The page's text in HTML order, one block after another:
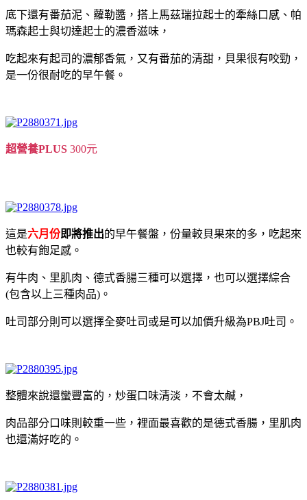
底下還有番茄泥、蘿勒醬，搭上馬茲瑞拉起士的牽絲口感、帕
瑪森起士與切達起士的濃香滋味，
吃起來有起司的濃郁香氣，又有番茄的清甜，貝果很有咬勁，
是一份很耐吃的早午餐。
超營養PLUS 300元
這是六月份即將推出的早午餐盤，份量較貝果來的多，吃起來
也較有飽足感。
有牛肉、里肌肉、德式香腸三種可以選擇，也可以選擇綜合
(包含以上三種肉品)。
吐司部分則可以選擇全麥吐司或是可以加價升級為PBJ吐司。
整體來說還蠻豐富的，炒蛋口味清淡，不會太鹹，
肉品部分口味則較重一些，裡面最喜歡的是德式香腸，里肌肉
也還滿好吃的。